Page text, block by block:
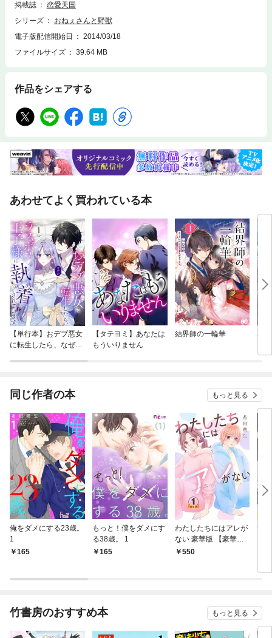
掲載誌
恋愛天国
シリーズ
おねぇさんと野獣
電子版配信開始日
2014/03/18
ファイルサイズ
39.64 MB
作品をシェアする
あわせてよく買われている本
【単行本】おデブ悪女
に転生したら、なぜか
【タテヨミ】あなたは
もういりません
結界師の一輪華
バ
今
同じ作者の本 もっと見る
俺をダメにする23歳。
1
165
もっと！僕をダメにす
る38歳。 1
165
わたしたちにはアレが
ない 豪華版 【豪華版
限定特典付き】 1巻
550
歌
竹書房のおすすめ本 もっと見る